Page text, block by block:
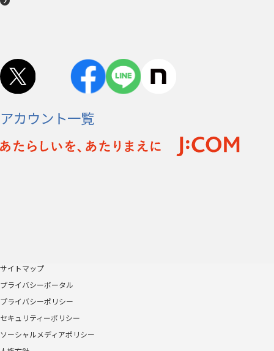
アカウント一覧
サイトマップ
プライバシーポータル
プライバシーポリシー
セキュリティーポリシー
ソーシャルメディアポリシー